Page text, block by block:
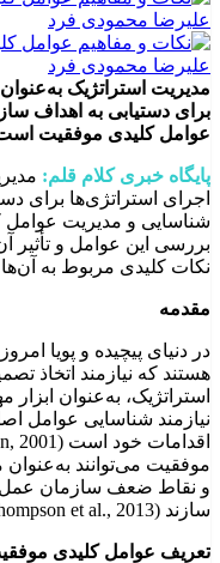
مدیریت استراتژیک
برای دستیابی به اهداف
عوامل کلیدی موفقیت
پایگاه خبری کلام قلم:
اجرای استراتژی‌ها برای
شناسایی و مدیریت
بررسی این عوامل و تأثیر
نکات کلیدی مربوط به
مقدمه
در دنیای پیچیده و پویا
هستند که نیازمند اتخاذ
استراتژیک، به‌عنوان
نیازمند شناسایی عوامل
موفقیت می‌توانند
و نقاط ضعف سازمان عمل
سازند (Thompson et al., 2013).
تعریف عوامل کلیدی